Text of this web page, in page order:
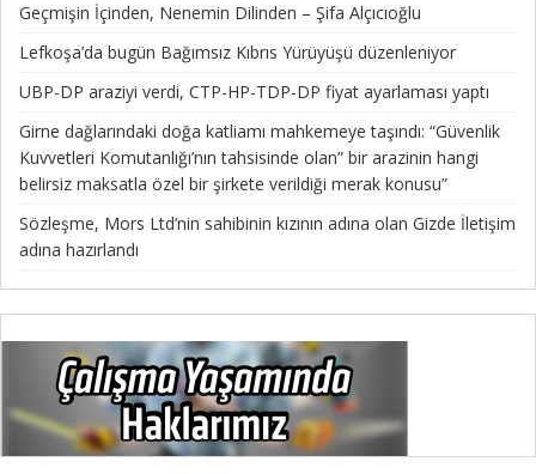
Geçmişin İçinden, Nenemin Dilinden – Şifa Alçıcıoğlu
Lefkoşa’da bugün Bağımsız Kıbrıs Yürüyüşü düzenleniyor
UBP-DP araziyi verdi, CTP-HP-TDP-DP fiyat ayarlaması yaptı
Girne dağlarındaki doğa katliamı mahkemeye taşındı: “Güvenlik
Kuvvetleri Komutanlığı’nın tahsisinde olan” bir arazinin hangi
belirsiz maksatla özel bir şirkete verildiği merak konusu”
Sözleşme, Mors Ltd’nin sahibinin kızının adına olan Gizde İletişim
adına hazırlandı